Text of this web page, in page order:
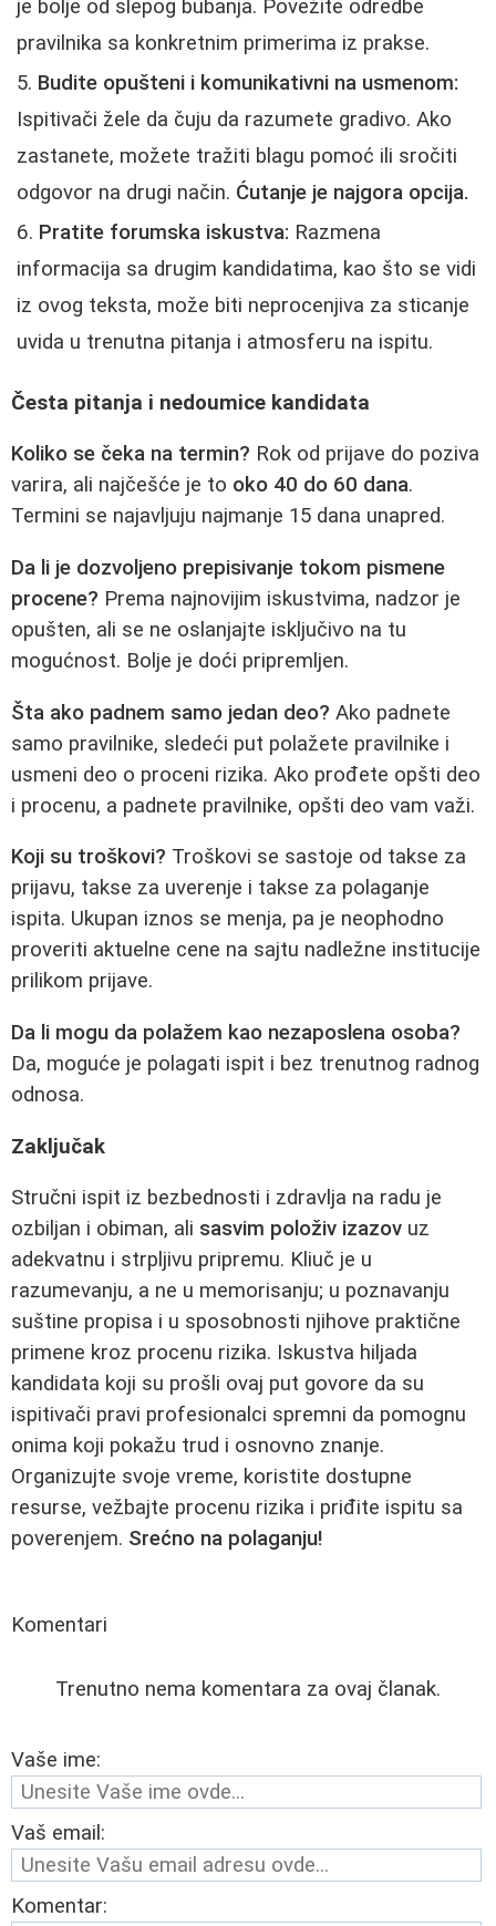
je bolje od slepog bubanja. Povežite odredbe
pravilnika sa konkretnim primerima iz prakse.
Budite opušteni i komunikativni na usmenom:
Ispitivači žele da čuju da razumete gradivo. Ako
zastanete, možete tražiti blagu pomoć ili sročiti
odgovor na drugi način. Ćutanje je najgora opcija.
Pratite forumska iskustva: Razmena
informacija sa drugim kandidatima, kao što se vidi
iz ovog teksta, može biti neprocenjiva za sticanje
uvida u trenutna pitanja i atmosferu na ispitu.
Česta pitanja i nedoumice kandidata
Koliko se čeka na termin? Rok od prijave do poziva
varira, ali najčešće je to oko 40 do 60 dana.
Termini se najavljuju najmanje 15 dana unapred.
Da li je dozvoljeno prepisivanje tokom pismene
procene? Prema najnovijim iskustvima, nadzor je
opušten, ali se ne oslanjajte isključivo na tu
mogućnost. Bolje je doći pripremljen.
Šta ako padnem samo jedan deo? Ako padnete
samo pravilnike, sledeći put polažete pravilnike i
usmeni deo o proceni rizika. Ako prođete opšti deo
i procenu, a padnete pravilnike, opšti deo vam važi.
Koji su troškovi? Troškovi se sastoje od takse za
prijavu, takse za uverenje i takse za polaganje
ispita. Ukupan iznos se menja, pa je neophodno
proveriti aktuelne cene na sajtu nadležne institucije
prilikom prijave.
Da li mogu da polažem kao nezaposlena osoba?
Da, moguće je polagati ispit i bez trenutnog radnog
odnosa.
Zaključak
Stručni ispit iz bezbednosti i zdravlja na radu je
ozbiljan i obiman, ali sasvim položiv izazov uz
adekvatnu i strpljivu pripremu. Kliuč je u
razumevanju, a ne u memorisanju; u poznavanju
suštine propisa i u sposobnosti njihove praktične
primene kroz procenu rizika. Iskustva hiljada
kandidata koji su prošli ovaj put govore da su
ispitivači pravi profesionalci spremni da pomognu
onima koji pokažu trud i osnovno znanje.
Organizujte svoje vreme, koristite dostupne
resurse, vežbajte procenu rizika i priđite ispitu sa
poverenjem. Srećno na polaganju!
Komentari
Trenutno nema komentara za ovaj članak.
Vaše ime:
Vaš email:
Komentar: